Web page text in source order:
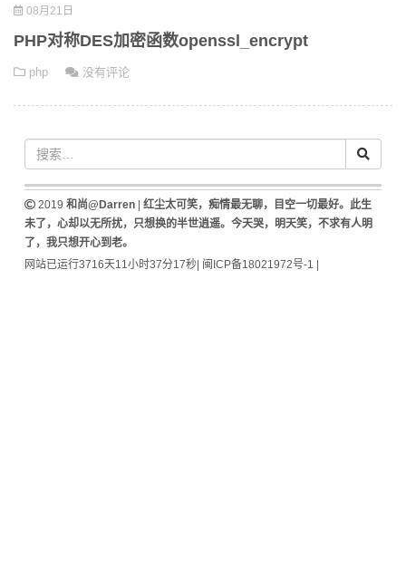
08月21日
PHP对称DES加密函数openssl_encrypt
php 没有评论
2019 和尚@Darren| 红尘太可笑，痴情最无聊，目空一切最好。此生
未了，心却以无所扰，只想换的半世逍遥。今天哭，明天笑，不求有人明
了，我只想开心到老。
网站已运行3716天11小时37分17秒| 闽ICP备18021972号-1